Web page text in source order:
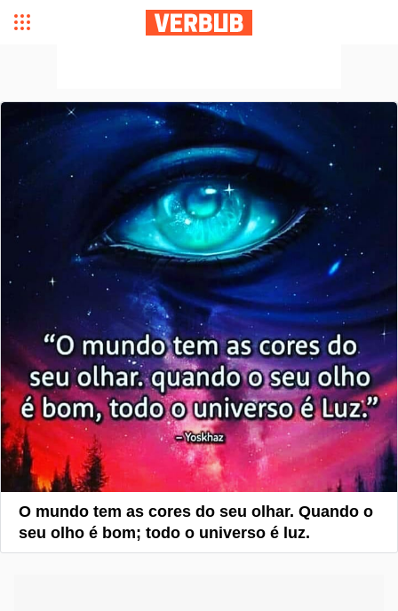
O mundo tem as cores do seu olhar. Quando o
seu olho é bom; todo o universo é luz.